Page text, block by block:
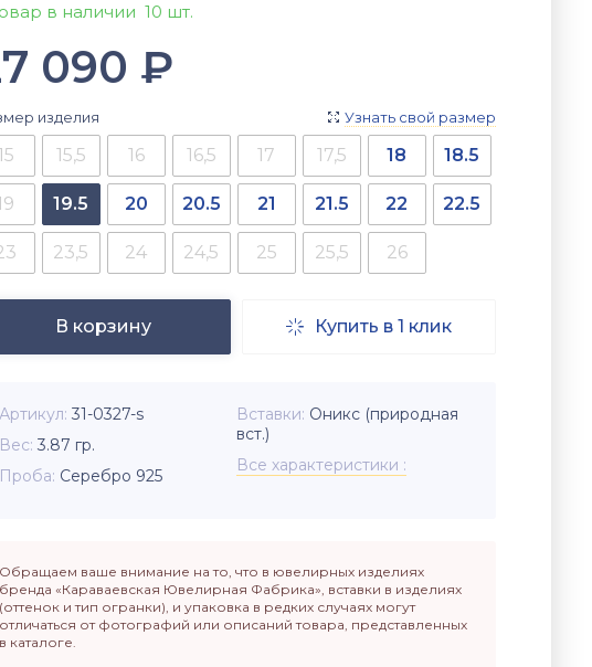
в наличии 10 шт.
090 ₽
изделия  Узнать свой размер
15,5 16 16,5 17 17,5 18 18.5
19.5 20 20.5 21 21.5 22 22.5
23,5 24 24,5 25 25,5 26
В корзину  Купить в 1 клик
Артикул 31-0327-s
Вес 3.87 гр.
Проба Серебро 925
Вставки Оникс (природная
вст.)
Все характеристики
Обращаем ваше внимание на то, что в ювелирных изделиях
бренда «Караваевская Ювелирная Фабрика», вставки в изделиях
(оттенок и тип огранки), и упаковка в редких случаях могут
отличаться от фотографий или описаний товара, представленных
в каталоге.